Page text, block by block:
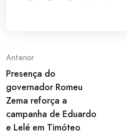
Post
navigation
Anterior
Presença do
governador Romeu
Zema reforça a
campanha de Eduardo
e Lelé em Timóteo